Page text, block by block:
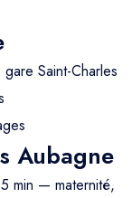
Saint-Charles
Aubagne
min — maternité,